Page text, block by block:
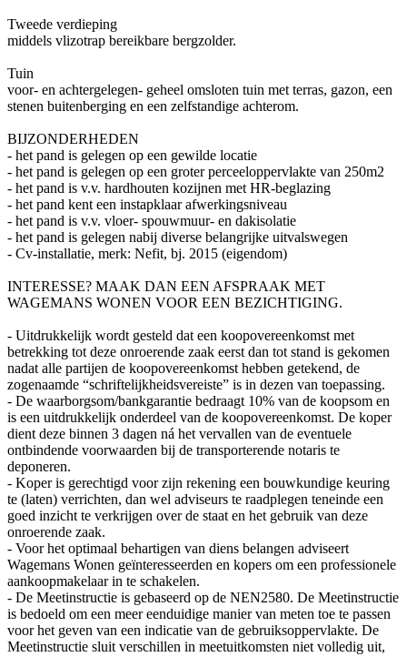
Tweede verdieping
middels vlizotrap bereikbare bergzolder.
Tuin
voor- en achtergelegen- geheel omsloten tuin met terras, gazon, een
stenen buitenberging en een zelfstandige achterom.
BIJZONDERHEDEN
- het pand is gelegen op een gewilde locatie
- het pand is gelegen op een groter perceeloppervlakte van 250m2
- het pand is v.v. hardhouten kozijnen met HR-beglazing
- het pand kent een instapklaar afwerkingsniveau
- het pand is v.v. vloer- spouwmuur- en dakisolatie
- het pand is gelegen nabij diverse belangrijke uitvalswegen
- Cv-installatie, merk: Nefit, bj. 2015 (eigendom)
INTERESSE? MAAK DAN EEN AFSPRAAK MET
WAGEMANS WONEN VOOR EEN BEZICHTIGING.
- Uitdrukkelijk wordt gesteld dat een koopovereenkomst met
betrekking tot deze onroerende zaak eerst dan tot stand is gekomen
nadat alle partijen de koopovereenkomst hebben getekend, de
zogenaamde “schriftelijkheidsvereiste” is in dezen van toepassing.
- De waarborgsom/bankgarantie bedraagt 10% van de koopsom en
is een uitdrukkelijk onderdeel van de koopovereenkomst. De koper
dient deze binnen 3 dagen ná het vervallen van de eventuele
ontbindende voorwaarden bij de transporterende notaris te
deponeren.
- Koper is gerechtigd voor zijn rekening een bouwkundige keuring
te (laten) verrichten, dan wel adviseurs te raadplegen teneinde een
goed inzicht te verkrijgen over de staat en het gebruik van deze
onroerende zaak.
- Voor het optimaal behartigen van diens belangen adviseert
Wagemans Wonen geïnteresseerden en kopers om een professionele
aankoopmakelaar in te schakelen.
- De Meetinstructie is gebaseerd op de NEN2580. De Meetinstructie
is bedoeld om een meer eenduidige manier van meten toe te passen
voor het geven van een indicatie van de gebruiksoppervlakte. De
Meetinstructie sluit verschillen in meetuitkomsten niet volledig uit,